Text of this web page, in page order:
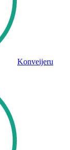
Konveijeru